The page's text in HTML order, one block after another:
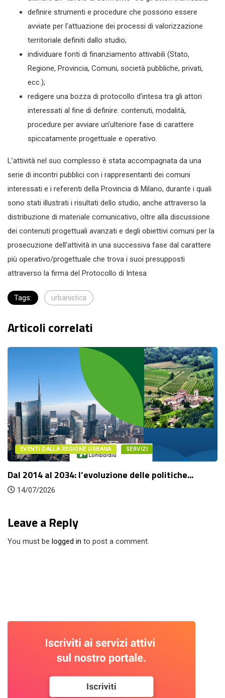
definire strumenti e procedure che possono essere
avviate per l’attuazione dei processi di valorizzazione
territoriale definiti dallo studio;
individuare fonti di finanziamento attivabili (Stato,
Regione, Provincia, Comuni, società pubbliche, privati,
ecc.);
redigere una bozza di protocollo d’intesa tra gli attori
interessati al fine di definire: contenuti, modalità,
procedure per avviare un’ulteriore fase di carattere
spiccatamente progettuale e operativo.
L’attività nel suo complesso è stata accompagnata da una
serie di incontri pubblici con i rappresentanti dei comuni
interessati e i referenti della Provincia di Milano, durante i quali
sono stati illustrati i risultati dello studio, anche attraverso la
distribuzione di materiale comunicativo, oltre alla discussione
dei contenuti progettuali avanzati e degli obiettivi comuni per la
prosecuzione dell’attività in una successiva fase dal carattere
più operativo/progettuale che trova i suoi presupposti
attraverso la firma del Protocollo di Intesa
Tags: urbanistica
Articoli correlati
EVENTI DALLA REGIONE URBANA SERVIZI
Dal 2014 al 2034: l’evoluzione delle politiche...
14/07/2026
Leave a Reply
You must be logged in to post a comment.